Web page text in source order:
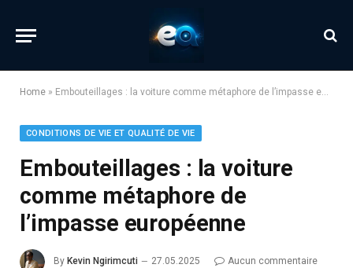
Home » Embouteillages : la voiture comme métaphore de l’impasse européenne
CONDITIONS DE VIE ET QUALITÉ DE VIE
Embouteillages : la voiture
comme métaphore de
l’impasse européenne
By Kevin Ngirimcuti 27.05.2025
Aucun commentaire